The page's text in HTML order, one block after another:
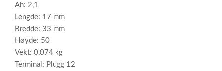
Ah: 2,1
Lengde: 17 mm
Bredde: 33 mm
Høyde: 50
Vekt: 0,074 kg
Terminal: Plugg 12